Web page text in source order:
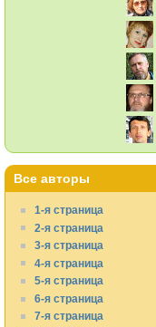
Все авторы
1-я страница
2-я страница
3-я страница
4-я страница
5-я страница
6-я страница
7-я страница